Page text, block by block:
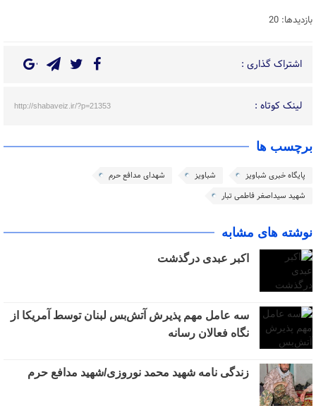
بازدیدها: 20
اشتراک گذاری :
لینک کوتاه : http://shabaveiz.ir/?p=21353
برچسب ها
پایگاه خبری شباویز شباویز
شهدای مدافع حرم
شهید سیداصغر فاطمی تبار
نوشته های مشابه
اکبر عبدی درگذشت
سه عامل مهم پذیرش آتش‌بس لبنان توسط آمریکا از
نگاه فعالان رسانه
زندگی نامه شهید محمد نوروزی/شهید مدافع حرم